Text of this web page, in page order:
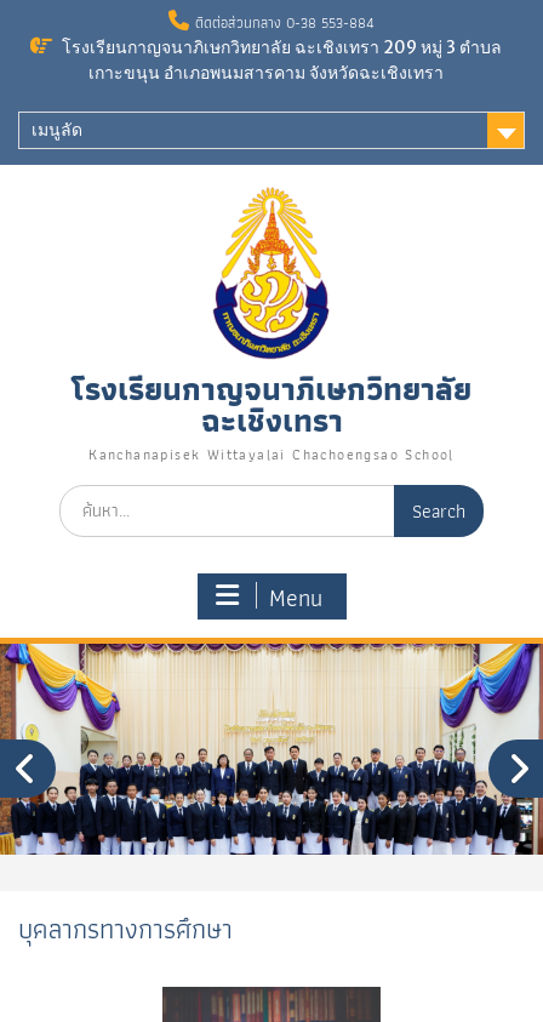
ติดต่อส่วนกลาง 0-38 553-884
โรงเรียนกาญจนาภิเษกวิทยาลัย ฉะเชิงเทรา 209 หมู่ 3 ตำบล
เกาะขนุน อำเภอพนมสารคาม จังหวัดฉะเชิงเทรา
เมนูลัด
โรงเรียนกาญจนาภิเษกวิทยาลัย
ฉะเชิงเทรา
Kanchanapisek Wittayalai Chachoengsao School
Menu
บุคลากรทางการศึกษา